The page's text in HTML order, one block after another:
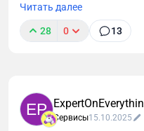
Работаем над
предприниматели,
от алгоритмов,
Читать далее
28 0 13
EP Сервисы15.10.2025